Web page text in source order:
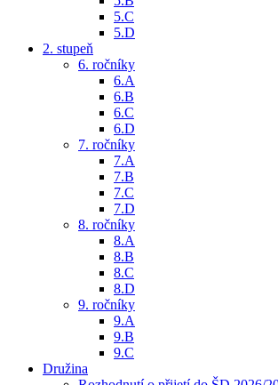
5.C
5.D
2. stupeň
6. ročníky
6.A
6.B
6.C
6.D
7. ročníky
7.A
7.B
7.C
7.D
8. ročníky
8.A
8.B
8.C
8.D
9. ročníky
9.A
9.B
9.C
Družina